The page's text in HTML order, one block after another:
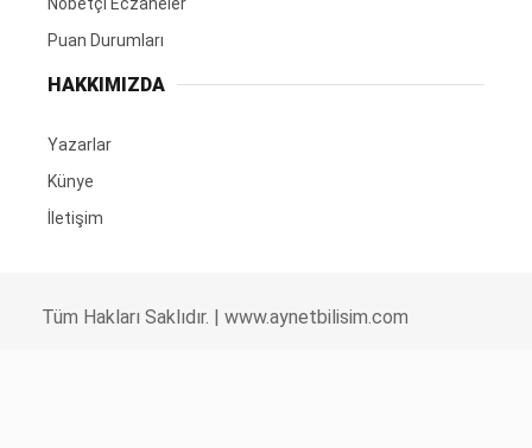
Puan Durumları
HAKKIMIZDA
Yazarlar
Künye
İletişim
Tüm Hakları Saklıdır. | www.aynetbilisim.com